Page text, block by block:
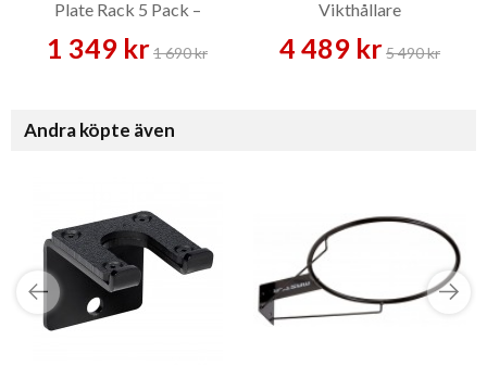
Plate Rack 5 Pack –
1 349 kr1 690 kr
Vikthållare
4 489 kr5 490 kr
Andra köpte även